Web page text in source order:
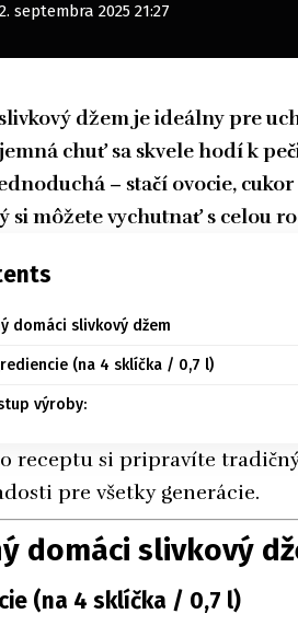
septembra 2025 21:27
džem je ideálny pre
chuť sa skvele hodí k
– stačí ovocie,
si môžete vychutnať s celou
domáci slivkový džem
(na 4 sklíčka / 0,7 l)
výroby:
receptu si pripravíte
pre všetky generácie.
domáci slivkový
(na 4 sklíčka / 0,7 l)